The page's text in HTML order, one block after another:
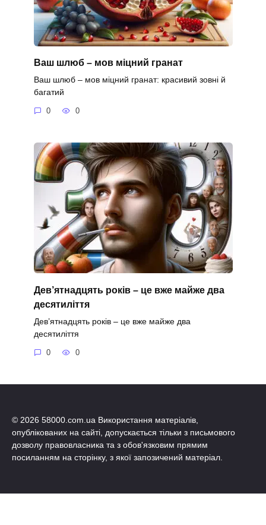
Ваш шлюб – мов міцний гранат
Ваш шлюб – мов міцний гранат: красивий зовні й
багатий
0 0
Дев’ятнадцять років – це вже майже два
десятиліття
Дев’ятнадцять років – це вже майже два
десятиліття
0 0
© 2026 58000.com.ua Використання матеріалів,
опублікованих на сайті, допускається тільки з письмового
дозволу правовласника та з обов'язковим прямим
посиланням на сторінку, з якої запозичений матеріал.